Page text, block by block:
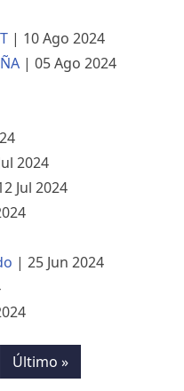
| 10 Ago 2024
| 05 Ago 2024
2024
Jul 2024
| 25 Jun 2024
Última
página
Último »